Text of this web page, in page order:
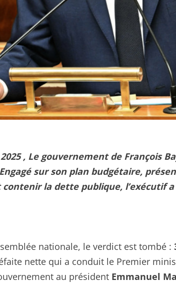
, Le gouvernement de François
sur son plan budgétaire,
la dette publique, l’exécutif
nationale, le verdict est tombé :
nette qui a conduit le Premier
au président Emmanuel